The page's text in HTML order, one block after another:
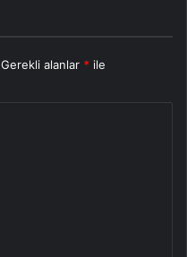
Gerekli alanlar * ile